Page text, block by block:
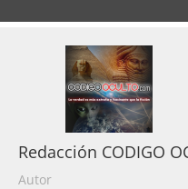
Redacción CODIGO
Autor